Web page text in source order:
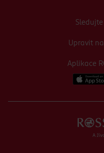
Aplikace
Upravit